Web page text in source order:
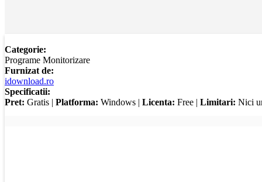
Categorie:
Programe Monitorizare
Furnizat de:
idownload.ro
Specificatii:
Pret: Gratis | Platforma: Windows | Licenta: Free | Limitari: Nici